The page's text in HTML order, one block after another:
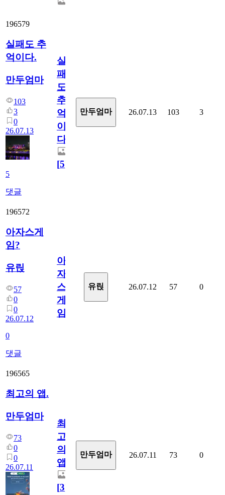
196579
실패도 추
억이다.
만두엄마
103
3
0
26.07.13
5
댓글
실
패
도
추
억
이
다.
[5]
만두엄마 26.07.13 103 3
196572
아자스게
임?
유릱
57
0
0
26.07.12
0
댓글
아
자
스
게
임?
유릱 26.07.12 57 0
196565
최고의 앱.
만두엄마
73
0
0
26.07.11
최
고
의
앱.
[3]
만두엄마 26.07.11 73 0